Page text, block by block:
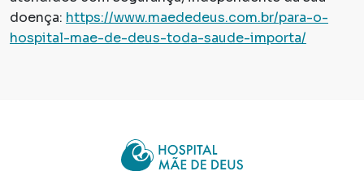
doença: https://www.maededeus.com.br/para-o-
hospital-mae-de-deus-toda-saude-importa/